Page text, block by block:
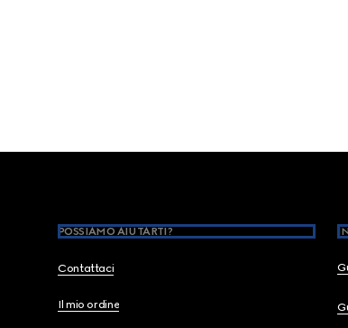
POSSIAMO AIUTARTI?
Contattaci
Il mio ordine